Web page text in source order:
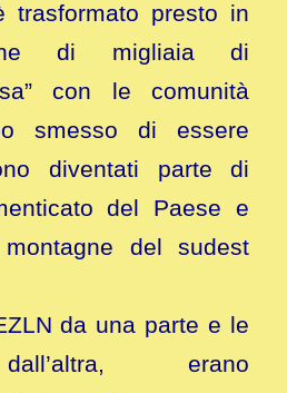
presto in
di migliaia di
con le comunità
smesso di essere
diventati parte di
del Paese e
del sudest
da una parte e le
erano